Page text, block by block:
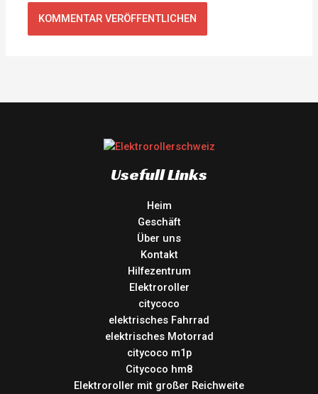
Usefull Links
Heim
Geschäft
Über uns
Kontakt
Hilfezentrum
Elektroroller
citycoco
elektrisches Fahrrad
elektrisches Motorrad
citycoco m1p
Citycoco hm8
Elektroroller mit großer Reichweite